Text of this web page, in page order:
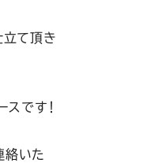
て頂き
です！
絡いた